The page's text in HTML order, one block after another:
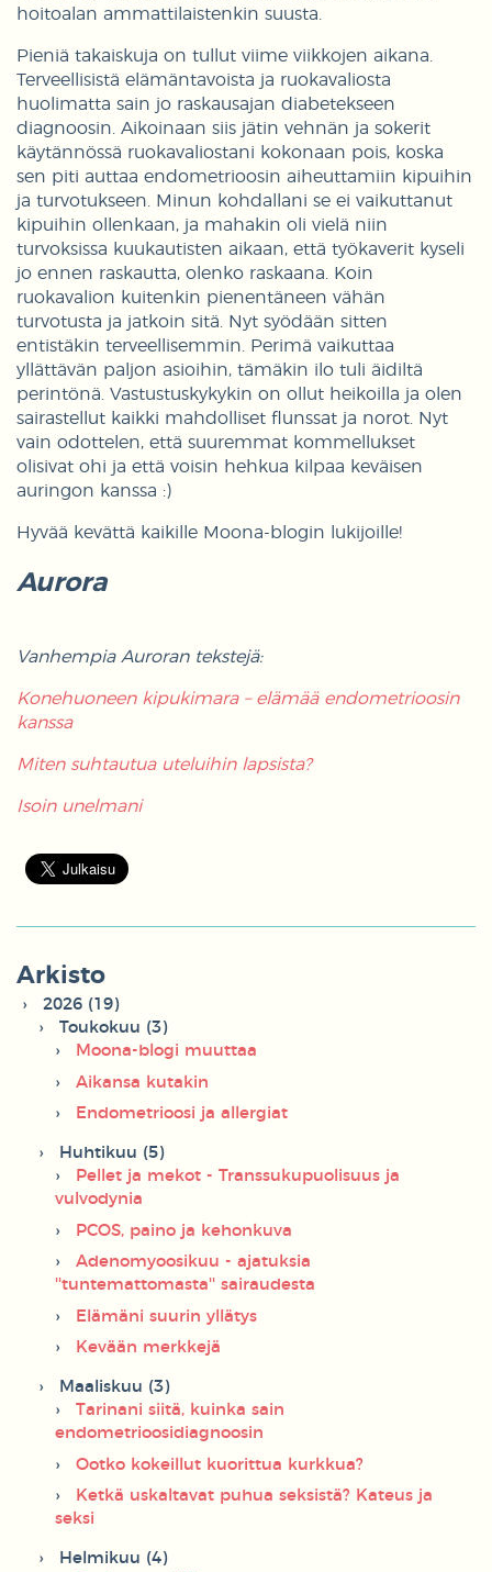
hoitoalan ammattilaistenkin suusta.
Pieniä takaiskuja on tullut viime viikkojen aikana.
Terveellisistä elämäntavoista ja ruokavaliosta
huolimatta sain jo raskausajan diabetekseen
diagnoosin. Aikoinaan siis jätin vehnän ja sokerit
käytännössä ruokavaliostani kokonaan pois, koska
sen piti auttaa endometrioosin aiheuttamiin kipuihin
ja turvotukseen. Minun kohdallani se ei vaikuttanut
kipuihin ollenkaan, ja mahakin oli vielä niin
turvoksissa kuukautisten aikaan, että työkaverit kyseli
jo ennen raskautta, olenko raskaana. Koin
ruokavalion kuitenkin pienentäneen vähän
turvotusta ja jatkoin sitä. Nyt syödään sitten
entistäkin terveellisemmin. Perimä vaikuttaa
yllättävän paljon asioihin, tämäkin ilo tuli äidiltä
perintönä. Vastustuskykykin on ollut heikoilla ja olen
sairastellut kaikki mahdolliset flunssat ja norot. Nyt
vain odottelen, että suuremmat kommellukset
olisivat ohi ja että voisin hehkua kilpaa keväisen
auringon kanssa :)
Hyvää kevättä kaikille Moona-blogin lukijoille!
Aurora
Vanhempia Auroran tekstejä:
Konehuoneen kipukimara – elämää endometrioosin
kanssa
Miten suhtautua uteluihin lapsista?
Isoin unelmani
Arkisto
2026 (19)
Toukokuu (3)
Moona-blogi muuttaa
Aikansa kutakin
Endometrioosi ja allergiat
Huhtikuu (5)
Pellet ja mekot - Transsukupuolisuus ja
vulvodynia
PCOS, paino ja kehonkuva
Adenomyoosikuu - ajatuksia
''tuntemattomasta'' sairaudesta
Elämäni suurin yllätys
Kevään merkkejä
Maaliskuu (3)
Tarinani siitä, kuinka sain
endometrioosidiagnoosin
Ootko kokeillut kuorittua kurkkua?
Ketkä uskaltavat puhua seksistä? Kateus ja
seksi
Helmikuu (4)